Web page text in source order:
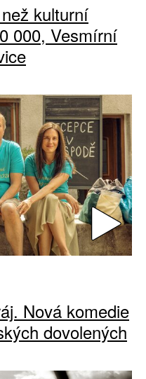
kulturní
000, Vesmírní
Nová komedie
dovolených